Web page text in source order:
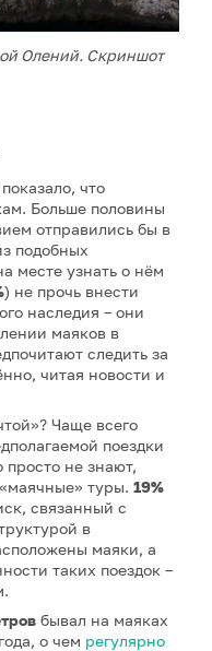
Олений. Скриншот
что
Больше половины
отправились бы в
подобных
месте узнать о нём
) не прочь внести
наследия – они
маяков в
следить за
читая новости и
Чаще всего
поездки
просто не знают,
туры. 19%
связанный с
в
маяки, а
таких поездок –
бывал на маяках
о чем регулярно